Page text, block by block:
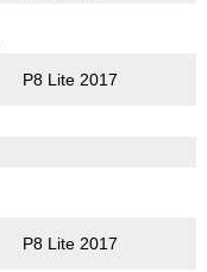
P8 Lite 2017
P8 Lite 2017